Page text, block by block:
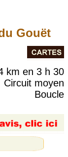
Gouët
km en 3 h 30
Circuit moyen
Boucle